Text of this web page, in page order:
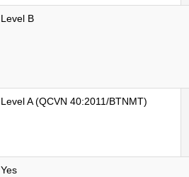
Level B
Level A (QCVN 40:2011/BTNMT)
Yes